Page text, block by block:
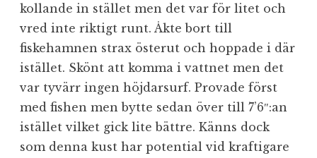
kollande in stället men det var för litet och
vred inte riktigt runt. Åkte bort till
fiskehamnen strax österut och hoppade i där
istället. Skönt att komma i vattnet men det
var tyvärr ingen höjdarsurf. Provade först
med fishen men bytte sedan över till 7’6″:an
istället vilket gick lite bättre. Känns dock
som denna kust har potential vid kraftigare